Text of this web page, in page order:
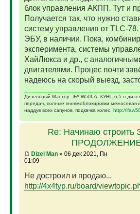
блок управления АКПП. Тут и
Получается так, что нужно
систему управления от TLC-78.
ЭБУ, в наличии. Пока,
эксперимента, системы
ХайЛюкса и др., с
двигателями. Процес почти
надеюсь на скорый выезд,
Дизельный Мастер. IFA W50LA, КУНГ, 6,5 л
передач, полные пневмоблокировки межосевая
наддув всех сапунов, подкачка колес. http://
Re: Начинаю строить
ПРОДОЛЖЕНИЕ
Dizel Man» 06 дек 2021, Пн
01:09
Не достроил и продаю...
http://4x4typ.ru/board/